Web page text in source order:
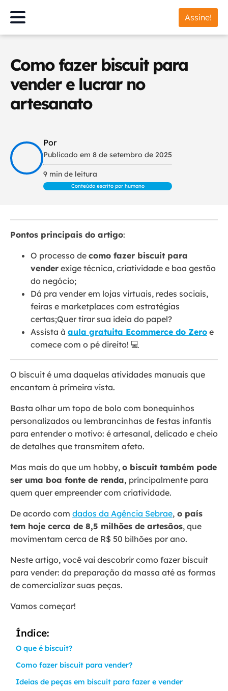
Assine!
Como fazer biscuit para
vender e lucrar no
artesanato
Por
Publicado em 8 de setembro de 2025
9 min de leitura
Conteúdo escrito por humano
Pontos principais do artigo:
O processo de como fazer biscuit para
vender exige técnica, criatividade e boa gestão
do negócio;
Dá pra vender em lojas virtuais, redes sociais,
feiras e marketplaces com estratégias
certas;Quer tirar sua ideia do papel?
Assista à aula gratuita Ecommerce do Zero e
comece com o pé direito! 💻
O biscuit é uma daquelas atividades manuais que
encantam à primeira vista.
Basta olhar um topo de bolo com bonequinhos
personalizados ou lembrancinhas de festas infantis
para entender o motivo: é artesanal, delicado e cheio
de detalhes que transmitem afeto.
Mas mais do que um hobby, o biscuit também pode
ser uma boa fonte de renda, principalmente para
quem quer empreender com criatividade.
De acordo com dados da Agência Sebrae, o país
tem hoje cerca de 8,5 milhões de artesãos, que
movimentam cerca de R$ 50 bilhões por ano.
Neste artigo, você vai descobrir como fazer biscuit
para vender: da preparação da massa até as formas
de comercializar suas peças.
Vamos começar!
Índice:
O que é biscuit?
Como fazer biscuit para vender?
Ideias de peças em biscuit para fazer e vender